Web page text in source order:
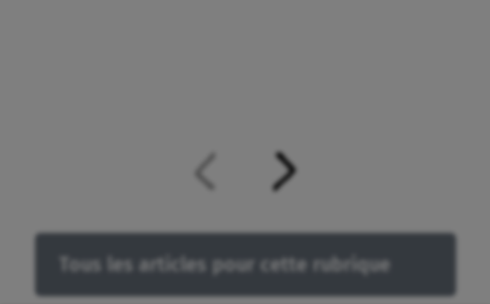
Tous les articles pour cette rubrique